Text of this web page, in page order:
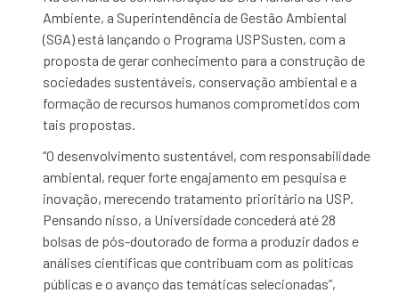
Ambiente, a Superintendência de Gestão Ambiental
(SGA) está lançando o Programa USPSusten, com a
proposta de gerar conhecimento para a construção de
sociedades sustentáveis, conservação ambiental e a
formação de recursos humanos comprometidos com
tais propostas.
“O desenvolvimento sustentável, com responsabilidade
ambiental, requer forte engajamento em pesquisa e
inovação, merecendo tratamento prioritário na USP.
Pensando nisso, a Universidade concederá até 28
bolsas de pós-doutorado de forma a produzir dados e
análises científicas que contribuam com as políticas
públicas e o avanço das temáticas selecionadas”,